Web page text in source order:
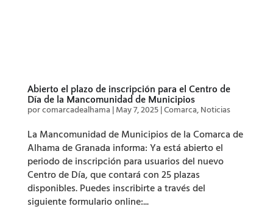
Abierto el plazo de inscripción para el Centro de
Día de la Mancomunidad de Municipios
porcomarcadealhama | May 7, 2025|Comarca, Noticias
La Mancomunidad de Municipios de la Comarca de
Alhama de Granada informa: Ya está abierto el
periodo de inscripción para usuarios del nuevo
Centro de Día, que contará con 25 plazas
disponibles. Puedes inscribirte a través del
siguiente formulario online:...